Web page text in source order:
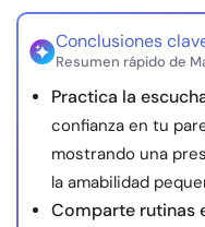
Conclusiones
Resumen rápido de
Practica la
confianza en tu
mostrando una
la amabilidad
Comparte rutinas